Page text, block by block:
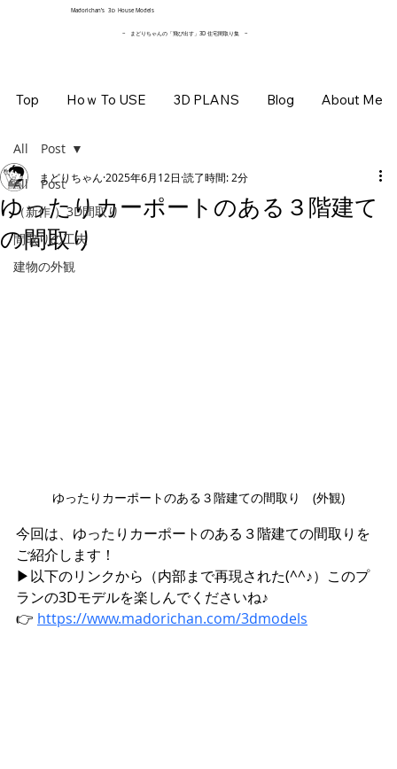
​Madorichan’s 3Ｄ House Models
Top Hoｗ To USE 3D PLANS Blog About Me
~ まどりちゃんの「飛び出す」3D 住宅間取り集 ~
All Post
（新作 ）3D間取り
間取りの工夫
建物の外観
All Post
ゆったりカーポートのある３階建て
の間取り
まどりちゃん 2025年6月12日 読了時間: 2分
ゆったりカーポートのある３階建ての間取り　(外観)
今回は、ゆったりカーポートのある３階建ての間取りを
ご紹介します！
▶︎以下のリンクから（内部まで再現された(^^♪）このプ
ランの3Dモデルを楽しんでくださいね♪
👉 https://www.madorichan.com/3dmodels